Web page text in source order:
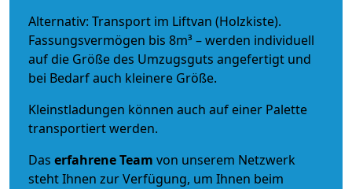
Alternativ: Transport im Liftvan (Holzkiste).
Fassungsvermögen bis 8m³ – werden individuell
auf die Größe des Umzugsguts angefertigt und
bei Bedarf auch kleinere Größe.
Kleinstladungen können auch auf einer Palette
transportiert werden.
Das erfahrene Team von unserem Netzwerk
steht Ihnen zur Verfügung, um Ihnen beim